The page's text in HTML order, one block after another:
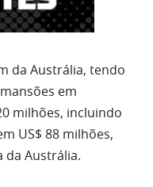
da Austrália, tendo
em
milhões, incluindo
US$ 88 milhões,
da Austrália.